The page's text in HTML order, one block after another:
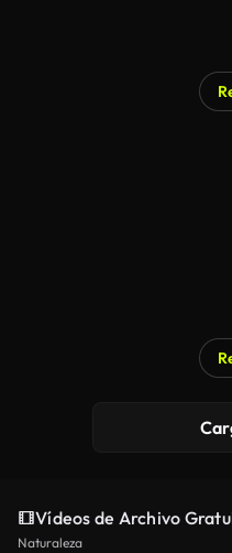
Vídeos de Archivo
Naturaleza